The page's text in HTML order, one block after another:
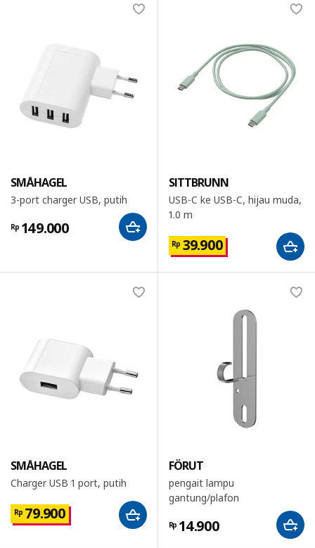
SMÅHAGEL
3-port charger USB, putih
Rp 149.000
SITTBRUNN
USB-C ke USB-C, hijau muda,
1.0 m
Rp 39.900
SMÅHAGEL
Charger USB 1 port, putih
Rp 79.900
FÖRUT
pengait lampu
gantung/plafon
Rp 14.900